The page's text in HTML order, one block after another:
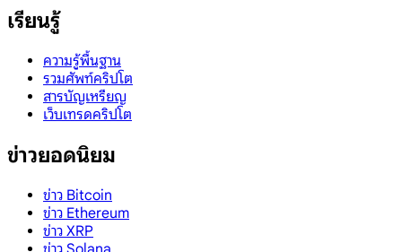
เรียนรู้
ความรู้พื้นฐาน
รวมศัพท์คริปโต
สารบัญเหรียญ
เว็บเทรดคริปโต
ข่าวยอดนิยม
ข่าว Bitcoin
ข่าว Ethereum
ข่าว XRP